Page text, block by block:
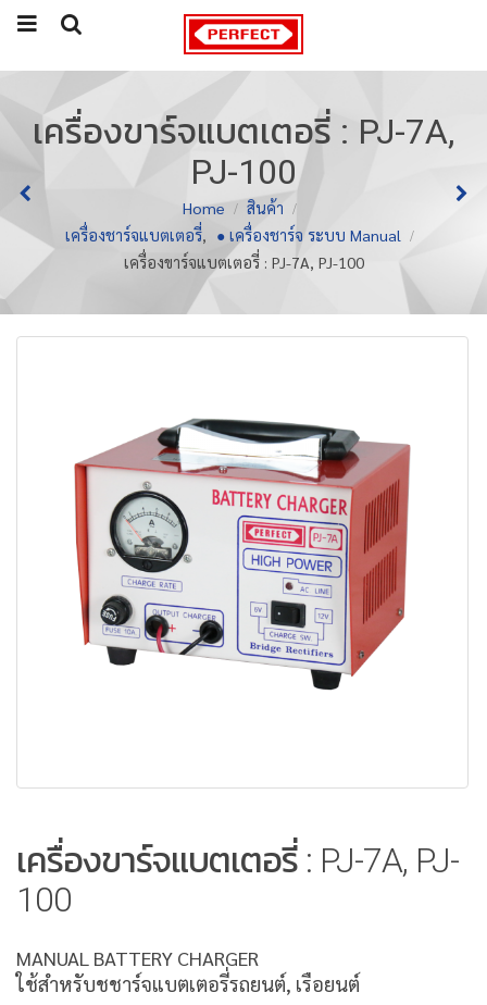
เครื่องขาร์จแบตเตอรี่ : PJ-7A,
PJ-100
Home
สินค้า
เครื่องชาร์จแบตเตอรี่,
● เครื่องชาร์จ ระบบ Manual
เครื่องขาร์จแบตเตอรี่ : PJ-7A, PJ-100
เครื่องขาร์จแบตเตอรี่ : PJ-7A, PJ-
100
MANUAL BATTERY CHARGER
ใช้สำหรับชชาร์จแบตเตอรี่รถยนต์, เรือยนต์